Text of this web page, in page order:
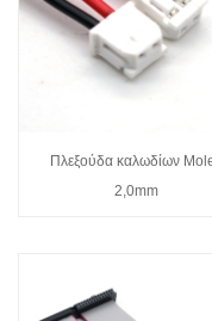
Πλεξούδα καλωδίων
2,0mm